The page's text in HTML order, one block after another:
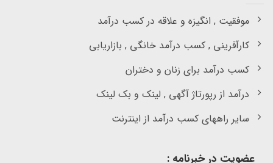
موفقیت , انگیزه و علاقه در کسب درآمد
کارآفرینی , کسب درآمد خانگی , بازاریابی
کسب درآمد برای زنان و دختران
درآمد از رپورتاژ آگهی , لینک و بک لینک
سایر راههای کسب درآمد از اینترنت
عضویت در خبرنامه :